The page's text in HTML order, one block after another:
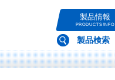
製品情報
PRODUCTS INFO
製品検索